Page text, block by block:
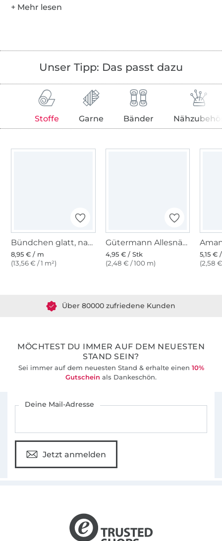
Unser Tipp: Das passt dazu
Stoffe Garne Bänder
Bündchen glatt, natur
8,95 € / m
(13,56 € / 1 m²)
Gütermann Allesnäher (001) wollweiss
4,95 € / Stk
(2,48 € / 100 m)
5,15 €
(2,58
MÖCHTEST DU IMMER AUF DEM NEUESTEN
STAND SEIN?
Sei immer auf dem neuesten Stand & erhalte einen 10%
Gutschein als Dankeschön.
Deine Mail-Adresse
Jetzt anmelden